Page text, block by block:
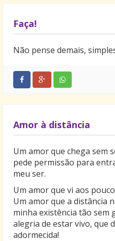
Faça!
Não pense demais,
Amor à distância
Um amor que chega sem
pede permissão para
meu ser.
Um amor que vi aos
Um amor que a distância
minha existência tão sem
alegria de estar vivo, que
adormecida!